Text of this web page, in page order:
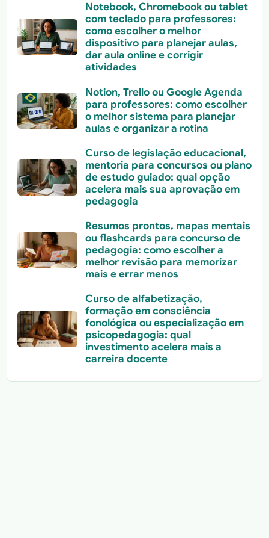
Notebook, Chromebook ou tablet
com teclado para professores:
como escolher o melhor
dispositivo para planejar aulas,
dar aula online e corrigir
atividades
Notion, Trello ou Google Agenda
para professores: como escolher
o melhor sistema para planejar
aulas e organizar a rotina
Curso de legislação educacional,
mentoria para concursos ou plano
de estudo guiado: qual opção
acelera mais sua aprovação em
pedagogia
Resumos prontos, mapas mentais
ou flashcards para concurso de
pedagogia: como escolher a
melhor revisão para memorizar
mais e errar menos
Curso de alfabetização,
formação em consciência
fonológica ou especialização em
psicopedagogia: qual
investimento acelera mais a
carreira docente